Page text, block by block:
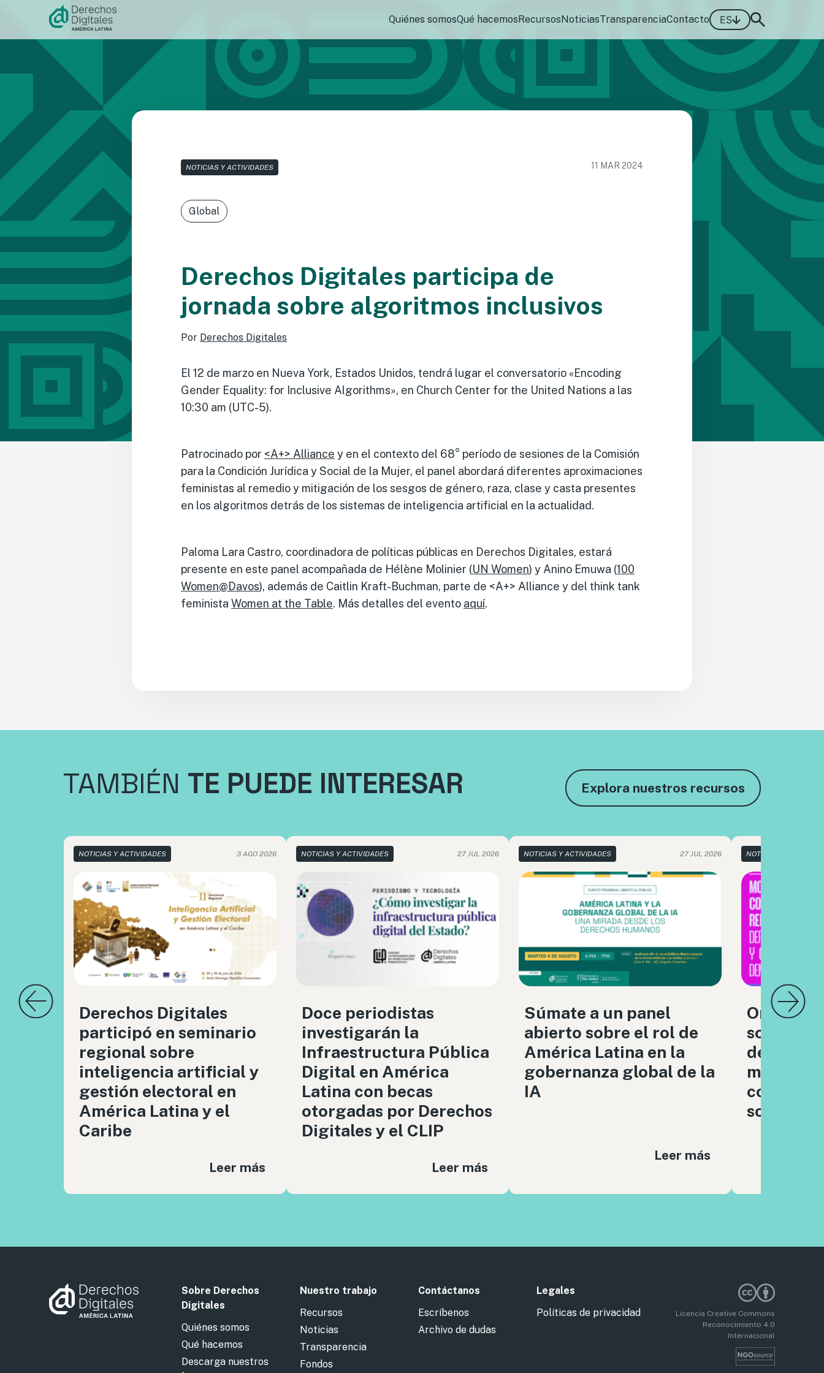
contenido
Quiénes somosQué hacemosRecursosNoticiasTransparenciaContacto ES
NOTICIAS Y ACTIVIDADES 11 MAR 2024
Global
Derechos Digitales participa de
jornada sobre algoritmos inclusivos
Por Derechos Digitales
El 12 de marzo en Nueva York, Estados Unidos, tendrá lugar el conversatorio «Encoding
Gender Equality: for Inclusive Algorithms», en Church Center for the United Nations a las
10:30 am (UTC-5).
Patrocinado por <A+> Alliance y en el contexto del 68° período de sesiones de la Comisión
para la Condición Jurídica y Social de la Mujer, el panel abordará diferentes aproximaciones
feministas al remedio y mitigación de los sesgos de género, raza, clase y casta presentes
en los algoritmos detrás de los sistemas de inteligencia artificial en la actualidad.
Paloma Lara Castro, coordinadora de políticas públicas en Derechos Digitales, estará
presente en este panel acompañada de Hélène Molinier (UN Women) y Anino Emuwa (100
Women@Davos), además de Caitlin Kraft-Buchman, parte de <A+> Alliance y del think tank
feminista Women at the Table. Más detalles del evento aquí.
TAMBIÉN TE PUEDE INTERESAR Explora nuestros recursos
NOTICIAS Y ACTIVIDADES 3 AGO 2026
Derechos Digitales
participó en seminario
regional sobre
inteligencia artificial y
gestión electoral en
América Latina y el
Caribe
Leer más
NOTICIAS Y ACTIVIDADES 27 JUL 2026
Doce periodistas
investigarán la
Infraestructura Pública
Digital en América
Latina con becas
otorgadas por Derechos
Digitales y el CLIP
Leer más
NOTICIAS Y ACTIVIDADES 27 JUL 2026
Súmate a un panel
abierto sobre el rol de
América Latina en la
gobernanza global de la
IA
Leer más
NOTICIAS Y
sociedad
sociales
Sobre Derechos
Digitales
Quiénes somos
Qué hacemos
Descarga nuestros
Nuestro trabajo
Recursos
Noticias
Transparencia
Fondos
Contáctanos
Escríbenos
Archivo de dudas
Legales
Políticas de privacidad
Licencia Creative Commons
Reconocimiento 4.0
Internacional